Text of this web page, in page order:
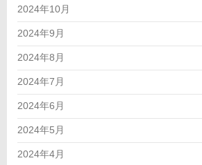
2024年10月
2024年9月
2024年8月
2024年7月
2024年6月
2024年5月
2024年4月